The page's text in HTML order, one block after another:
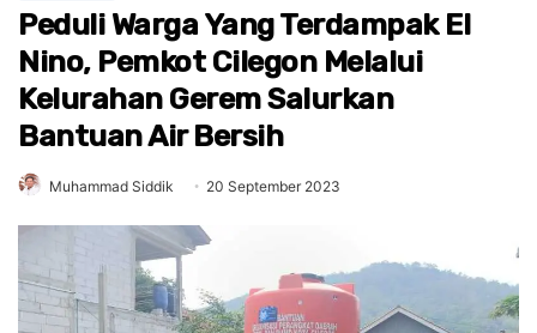
Peduli Warga Yang Terdampak El
Nino, Pemkot Cilegon Melalui
Kelurahan Gerem Salurkan
Bantuan Air Bersih
Muhammad Siddik 20 September 2023